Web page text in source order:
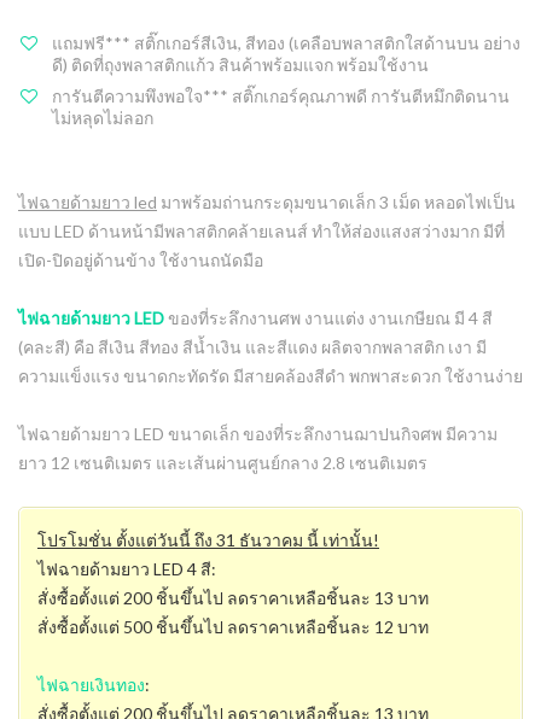
แถมฟรี*** สติ๊กเกอร์สีเงิน, สีทอง (เคลือบพลาสติกใสด้านบน อย่าง
ดี) ติดที่ถุงพลาสติกแก้ว สินค้าพร้อมแจก พร้อมใช้งาน
การันตีความพึงพอใจ*** สติ๊กเกอร์คุณภาพดี การันตีหมึกติดนาน
ไม่หลุดไม่ลอก
ไฟฉายด้ามยาว led มาพร้อมถ่านกระดุมขนาดเล็ก 3 เม็ด หลอดไฟเป็น
แบบ LED ด้านหน้ามีพลาสติกคล้ายเลนส์ ทำให้ส่องแสงสว่างมาก มีที่
เปิด-ปิดอยู่ด้านข้าง ใช้งานถนัดมือ
ไฟฉายด้ามยาว LEDของที่ระลึกงานศพ งานแต่ง งานเกษียณ มี 4 สี
(คละสี) คือ สีเงิน สีทอง สีน้ำเงิน และสีแดง ผลิตจากพลาสติก เงา มี
ความแข็งแรง ขนาดกะทัดรัด มีสายคล้องสีดำ พกพาสะดวก ใช้งานง่าย
ไฟฉายด้ามยาว LED ขนาดเล็ก ของที่ระลึกงานฌาปนกิจศพ มีความ
ยาว 12 เซนติเมตร และเส้นผ่านศูนย์กลาง 2.8 เซนติเมตร
โปรโมชั่น ตั้งแต่วันนี้ ถึง 31 ธันวาคม นี้ เท่านั้น!
ไฟฉายด้ามยาว LED 4 สี:
สั่งซื้อตั้งแต่ 200 ชิ้นขึ้นไป ลดราคาเหลือชิ้นละ 13 บาท
สั่งซื้อตั้งแต่ 500 ชิ้นขึ้นไป ลดราคาเหลือชิ้นละ 12 บาท
ไฟฉายเงินทอง:
สั่งซื้อตั้งแต่ 200 ชิ้นขึ้นไป ลดราคาเหลือชิ้นละ 13 บาท